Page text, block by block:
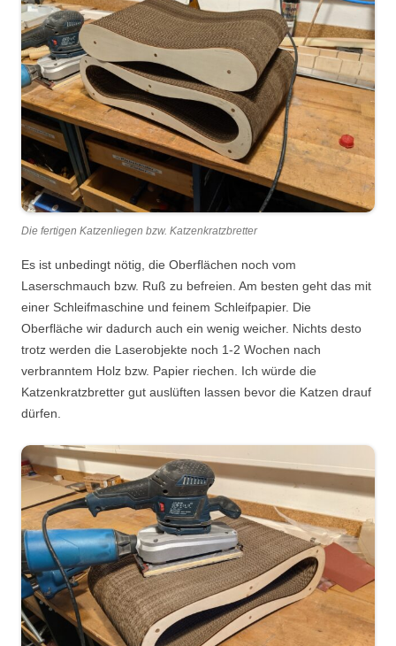
Die fertigen Katzenliegen bzw. Katzenkratzbretter
Es ist unbedingt nötig, die Oberflächen noch vom
Laserschmauch bzw. Ruß zu befreien. Am besten geht das mit
einer Schleifmaschine und feinem Schleifpapier. Die
Oberfläche wir dadurch auch ein wenig weicher. Nichts desto
trotz werden die Laserobjekte noch 1-2 Wochen nach
verbranntem Holz bzw. Papier riechen. Ich würde die
Katzenkratzbretter gut auslüften lassen bevor die Katzen drauf
dürfen.